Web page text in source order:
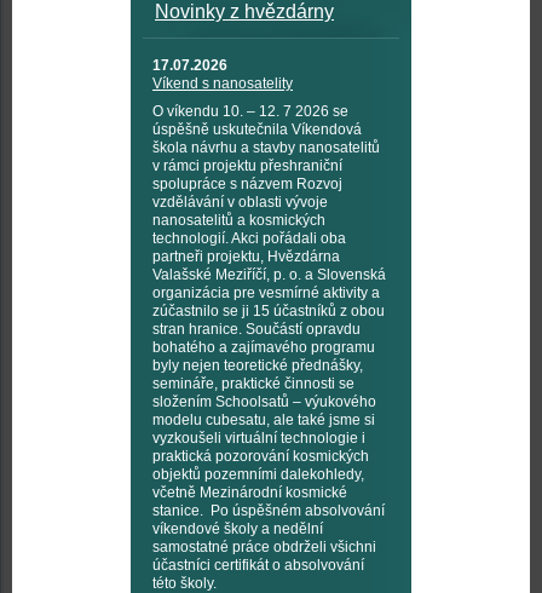
Novinky z hvězdárny
17.07.2026
Víkend s nanosatelity
O víkendu 10. – 12. 7 2026 se
úspěšně uskutečnila Víkendová
škola návrhu a stavby nanosatelitů
v rámci projektu přeshraniční
spolupráce s názvem Rozvoj
vzdělávání v oblasti vývoje
nanosatelitů a kosmických
technologií. Akci pořádali oba
partneři projektu, Hvězdárna
Valašské Meziříčí, p. o. a Slovenská
organizácia pre vesmírné aktivity a
zúčastnilo se ji 15 účastníků z obou
stran hranice. Součástí opravdu
bohatého a zajímavého programu
byly nejen teoretické přednášky,
semináře, praktické činnosti se
složením Schoolsatů – výukového
modelu cubesatu, ale také jsme si
vyzkoušeli virtuální technologie i
praktická pozorování kosmických
objektů pozemními dalekohledy,
včetně Mezinárodní kosmické
stanice. Po úspěšném absolvování
víkendové školy a nedělní
samostatné práce obdrželi všichni
účastníci certifikát o absolvování
této školy.